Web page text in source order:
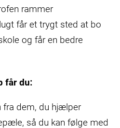
rammer
får et trygt sted at bo
og får en bedre
får du:
fra dem, du hjælper
så du kan følge med